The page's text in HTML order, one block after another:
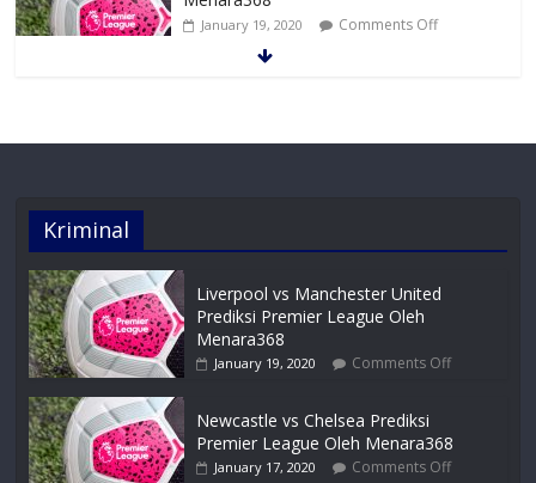
January 19, 2020 Comments Off
Menara368
Kriminal
Liverpool vs Manchester United
Prediksi Premier League Oleh
Menara368
January 19, 2020 Comments Off
Newcastle vs Chelsea Prediksi
Premier League Oleh Menara368
January 17, 2020 Comments Off